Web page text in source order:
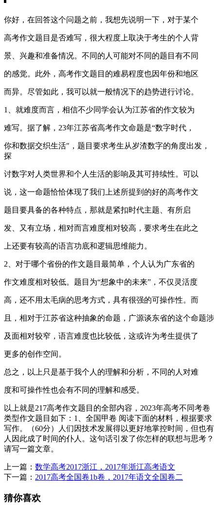
你好，在回答这个问题之前，我想先说明一下，对于某个
高考作文题目是否难写，很大程度上取决于考生的个人背
景、兴趣和准备情况。不同的人可能对不同的题目有不同
的感觉。此外，高考作文题目的难易程度也因年份和地区
而异。尽管如此，我可以就一般情况下的趋势进行讨论。
1、就难度而言，相信不少同学会认为江苏省的作文较为
难写。据了解，23年江苏省高考作文命题是“数字时代，
你和数据交织生活"，题目要求考生从岁渣数字的角度出发，
探
讨数字对人类世界和个人生活的影响及其可持续性。可以
说，这一命题恰恰体现了我们上述所提到的好的高考作文
题目要具备的各种特点，那就是紧扣时代主题、有所启
发、又有立场，相对而言难度相对较高，要求考生在此之
上还要有较高的语言功底和逻辑思维能力。
2、对于哪个省份的作文题目最简单，个人认为广东省的
作文难度相对较低。题目为“想象中的未来”，不仅灵活度
高，还不用太毛病的思考方式，具有很强的可操作性。而
且，相对于江苏省这种抽象的命题，广源谈东省的这个命题涉
及面相对较窄，语言难度也比较低，这或许为考生提供了
更多的创作空间。
总之，以上只是基于我个人的理解和分析，不同的人对难
度和可操作性也会有不同的理解和感受。
以上就是217高考作文题目的全部内容，2023年高考不同考卷
类型作文题目如下：1、全国甲卷 阅读下面的材料，根据要求
写作。（60分）人们因技术发展得以更好地掌控时间，但也有
人因此成了时间的仆人。这句话引发了你怎样的联想与思考？
请写一篇文章。
上一篇： 数学高考2017浙江，2017年浙江高考语文
下一篇： 2017高考全国卷1b卷，2017年语文全国卷二
猜你喜欢